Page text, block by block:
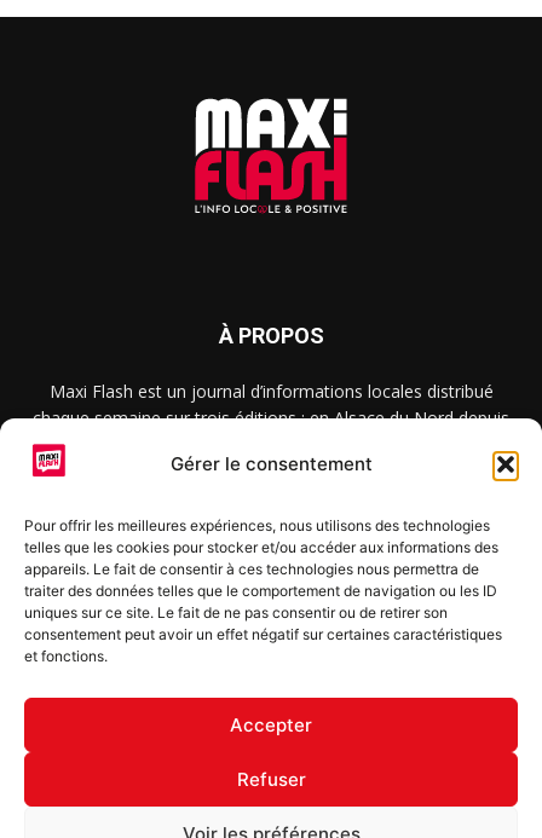
Gérer le consentement
Pour offrir les meilleures expériences, nous utilisons des technologies
telles que les cookies pour stocker et/ou accéder aux informations des
appareils. Le fait de consentir à ces technologies nous permettra de
traiter des données telles que le comportement de navigation ou les ID
uniques sur ce site. Le fait de ne pas consentir ou de retirer son
consentement peut avoir un effet négatif sur certaines caractéristiques
et fonctions.
Accepter
Refuser
Voir les préférences
À PROPOS
Maxi Flash est un journal d’informations locales distribué
chaque semaine sur trois éditions : en Alsace du Nord depuis
2015, dans les secteurs d’Obernai-Molsheim-Erstein depuis
2022, et à Colmar, Vignoble et Plaine depuis 2023.
SUIVEZ-NOUS
S'inscrire à la newsletter
© Copyright © 2022 Maxi Flash